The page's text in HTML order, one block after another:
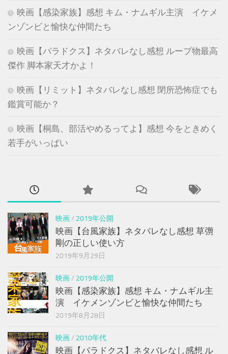
映画【感染家族】感想 キム・ナムギル主演 イケメ
ンゾンビと愉快な仲間たち
映画【パラドクス】ネタバレなし感想 ループ物最高
傑作 脚本家天才かよ！
映画【リミット】ネタバレなし感想 閉所恐怖症でも
鑑賞可能か？
映画【桐島、部活やめるってよ】感想 今をときめく
若手がいっぱい
映画/ 2019年公開
映画【台風家族】ネタバレなし感想 草彅
剛の正しい使い方
2019年9月29日
映画/ 2019年公開
映画【感染家族】感想 キム・ナムギル主
演 イケメンゾンビと愉快な仲間たち
2019年8月28日
映画/ 2010年代
映画【パラドクス】ネタバレなし感想 ル